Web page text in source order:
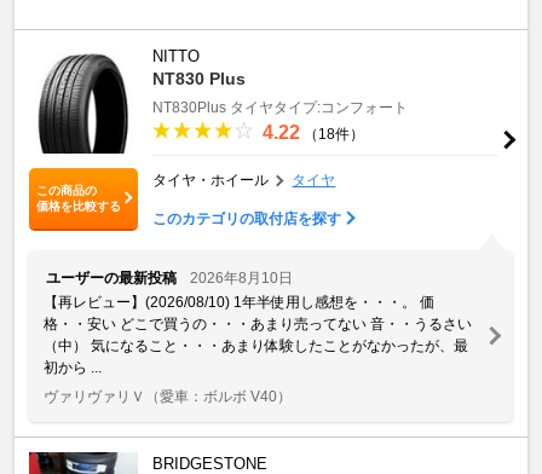
この商品の
価格を比較する
NITTO
NT830 Plus
NT830Plus タイヤタイプ:コンフォート
4.22 （18件）
タイヤ・ホイール タイヤ
このカテゴリの取付店を探す
ユーザーの最新投稿
2026年8月10日
【再レビュー】(2026/08/10) 1年半使用し感想を・・・。 価
格・・安い どこで買うの・・・あまり売ってない 音・・うるさい
（中） 気になること・・・あまり体験したことがなかったが、最
初から ...
ヴァリヴァリＶ
（愛車：ボルボ V40）
BRIDGESTONE